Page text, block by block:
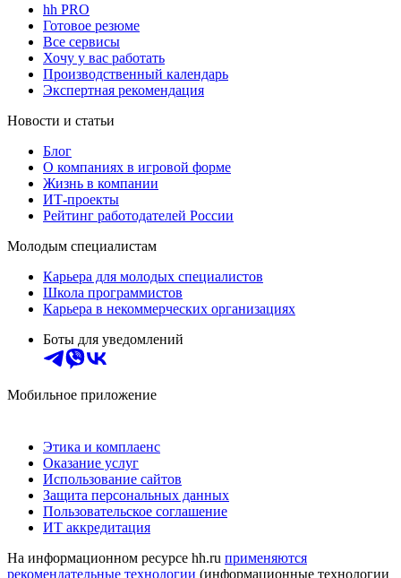
hh PRO
Готовое резюме
Все сервисы
Хочу у вас работать
Производственный календарь
Экспертная рекомендация
Новости и статьи
Блог
О компаниях в игровой форме
Жизнь в компании
ИТ-проекты
Рейтинг работодателей России
Молодым специалистам
Карьера для молодых специалистов
Школа программистов
Карьера в некоммерческих организациях
Боты для уведомлений
Мобильное приложение
Этика и комплаенс
Оказание услуг
Использование сайтов
Защита персональных данных
Пользовательское соглашение
ИТ аккредитация
На информационном ресурсе hh.ru применяются
рекомендательные технологии (информационные технологии